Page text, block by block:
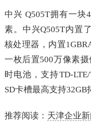
中兴 Q505T拥有一块
素。中兴Q505T内置
核处理器，内置
一枚后置500万像素
时电池，支持TD-
SD卡槽最高支持32GB
推荐阅读： 天津企业新